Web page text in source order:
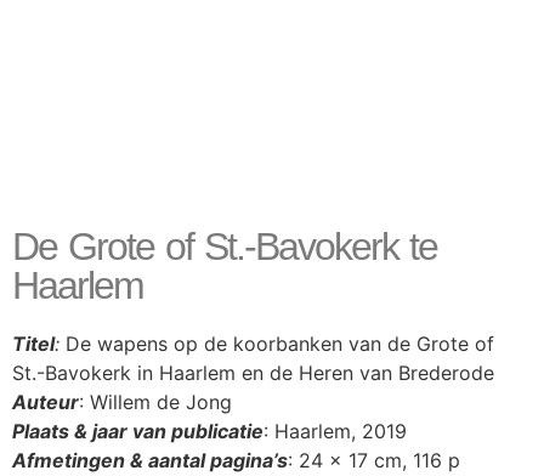
De Grote of St.-Bavokerk te
Haarlem
Titel: De wapens op de koorbanken van de Grote of
St.-Bavokerk in Haarlem en de Heren van Brederode
Auteur: Willem de Jong
Plaats & jaar van publicatie: Haarlem, 2019
Afmetingen & aantal pagina’s: 24 x 17 cm, 116 p